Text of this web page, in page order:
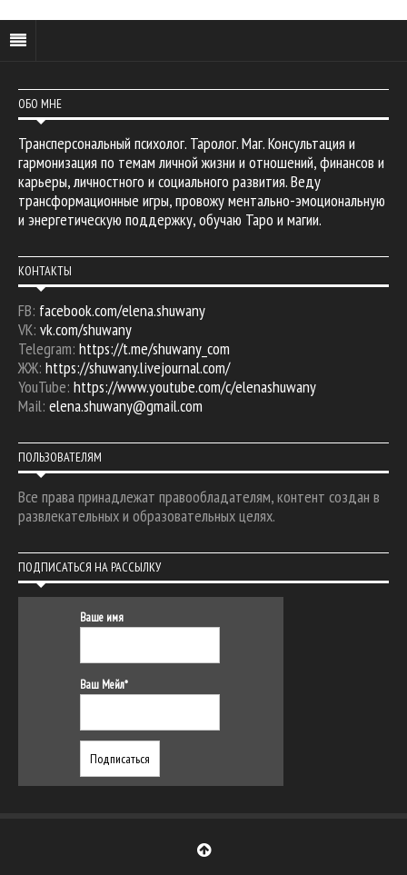
ОБО МНЕ
Трансперсональный психолог. Таролог. Маг. Консультация и
гармонизация по темам личной жизни и отношений, финансов и
карьеры, личностного и социального развития. Веду
трансформационные игры, провожу ментально-эмоциональную
и энергетическую поддержку, обучаю Таро и магии.
КОНТАКТЫ
FB: facebook.com/elena.shuwany
VK: vk.com/shuwany
Telegram: https://t.me/shuwany_com
ЖЖ: https://shuwany.livejournal.com/
YouTube: https://www.youtube.com/c/elenashuwany
Mail: elena.shuwany@gmail.com
ПОЛЬЗОВАТЕЛЯМ
Все права принадлежат правообладателям, контент создан в
развлекательных и образовательных целях.
ПОДПИСАТЬСЯ НА РАССЫЛКУ
Ваше имя
Ваш Мейл*